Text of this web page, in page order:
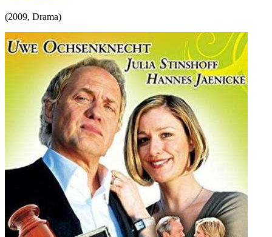
(2009, Drama)